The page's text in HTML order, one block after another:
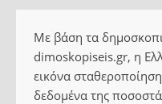
Με βάση τα
dimoskopiseis.gr, η
εικόνα
δεδομένα της